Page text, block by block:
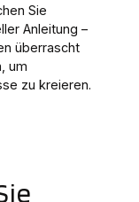
Sie
Anleitung –
überrascht
um
zu kreieren.